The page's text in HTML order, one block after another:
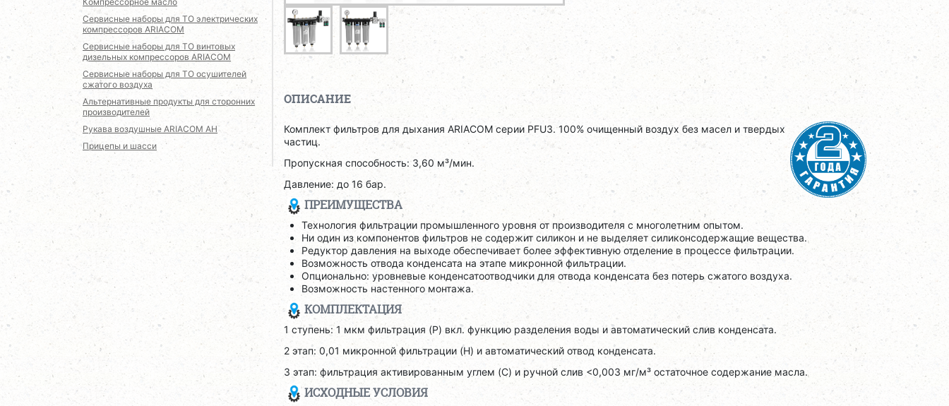
Сервисные наборы для ТО электрических
компрессоров ARIACOM
Сервисные наборы для ТО винтовых
дизельных компрессоров ARIACOM
Сервисные наборы для ТО осушителей
сжатого воздуха
Альтернативные продукты для сторонних
производителей
Рукава воздушные ARIACOM AH
Прицепы и шасси
ОПИСАНИЕ
Комплект фильтров для дыхания ARIACOM серии PFU3. 100% очищенный воздух без масел и твердых
частиц.
Пропускная способность: 3,60 м³/мин.
Давление: до 16 бар.
ПРЕИМУЩЕСТВА
Технология фильтрации промышленного уровня от производителя с многолетним опытом.
Ни один из компонентов фильтров не содержит силикон и не выделяет силиконсодержащие вещества.
Редуктор давления на выходе обеспечивает более эффективную отделение в процессе фильтрации.
Возможность отвода конденсата на этапе микронной фильтрации.
Опционально: уровневые конденсатоотводчики для отвода конденсата без потерь сжатого воздуха.
Возможность настенного монтажа.
КОМПЛЕКТАЦИЯ
1 ступень: 1 мкм фильтрация (P) вкл. функцию разделения воды и автоматический слив конденсата.
2 этап: 0,01 микронной фильтрации (H) и автоматический отвод конденсата.
3 этап: фильтрация активированным углем (C) и ручной слив <0,003 мг/м³ остаточное содержание масла.
ИСХОДНЫЕ УСЛОВИЯ